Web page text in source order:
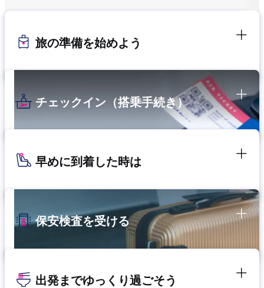
旅の準備を始めよう
チェックイン（搭乗手続き）
早めに到着した時は
保安検査を受ける
出発までゆっくり過ごそう